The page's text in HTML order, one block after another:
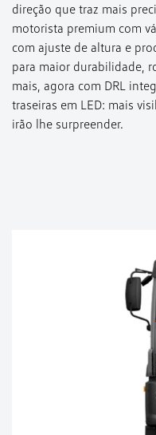
direção que traz mais
motorista premium com
com ajuste de altura e
para maior durabilidade,
mais, agora com DRL
traseiras em LED: mais
irão lhe surpreender.